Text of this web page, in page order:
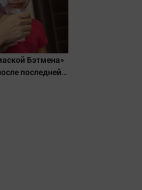
Бэтмена»
последней